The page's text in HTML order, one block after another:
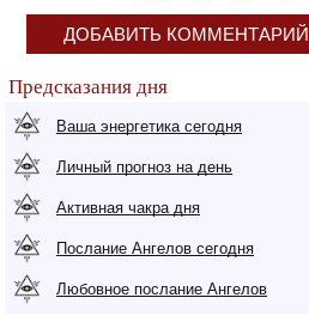
ДОБАВИТЬ КОММЕНТАРИЙ
Предсказания дня
Ваша энергетика сегодня
Личный прогноз на день
Активная чакра дня
Послание Ангелов сегодня
Любовное послание Ангелов